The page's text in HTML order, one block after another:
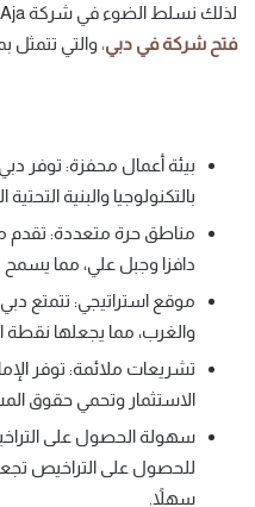
لذلك نسلط الضوء في شركة Aja للاستشارات القانونية، على
فتح شركة في دبي،والتي تتمثل
بيئة أعمال محفزة: توفر
بالتكنولوجيا والبنية التحتية
مناطق حرة متعددة:
دافزا وجبل علي، مما يسمح بملكية 100% للأجانب
موقع استراتيجي: تتمتع
والغرب، مما يجعلها نقطة
تشريعات ملائمة: توفر
الاستثمار وتحمي حقوق
سهولة الحصول على
للحصول على التراخيص
سهلاً.